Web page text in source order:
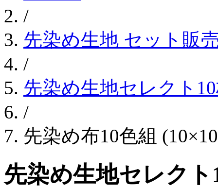
/
先染め生地 セット販
/
先染め生地セレクト
/
先染め布10色組
先染め生地セレク